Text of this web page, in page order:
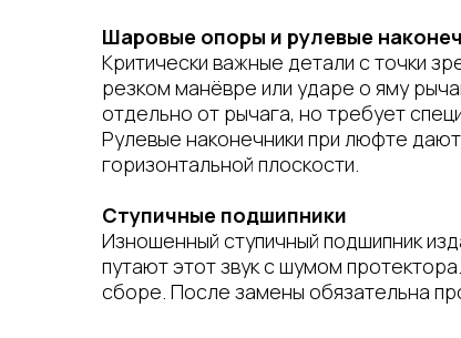
Шаровые опоры и рулевые
Критически важные детали с точки
резком манёвре или ударе о яму
отдельно от рычага, но требует
Рулевые наконечники при люфте
горизонтальной плоскости.
Ступичные подшипники
Изношенный ступичный подшипник
путают этот звук с шумом
сборе. После замены обязательна